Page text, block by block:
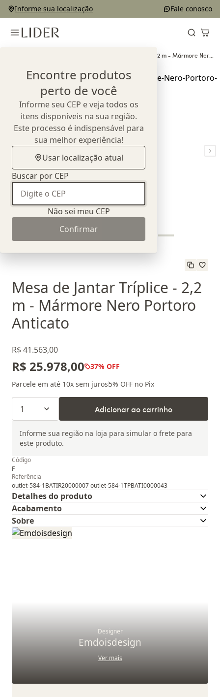
Informe sua localização Fale conosco
Encontre produtos
perto de você
Informe seu CEP e veja todos os
itens disponíveis na sua região.
Este processo é indispensável para
sua melhor experiência!
Usar localização atual
Buscar por CEP
Não sei meu CEP
Confirmar
Mesa de Jantar Tríplice - 2,2 m - Mármore Nero
Mesa de Jantar Tríplice - 2,2
m - Mármore Nero Portoro
Anticato
R$ 41.563,00
R$ 25.978,00 37% OFF
Parcele em até 10x sem juros5% OFF no Pix
1 Adicionar ao carrinho
Informe sua região na loja para simular o frete para
este produto.
Código
F
Referência
outlet-584-1BATIR20000007 outlet-584-1TPBATI0000043
Detalhes do produto
Acabamento
Sobre
Designer
Emdoisdesign
Ver mais